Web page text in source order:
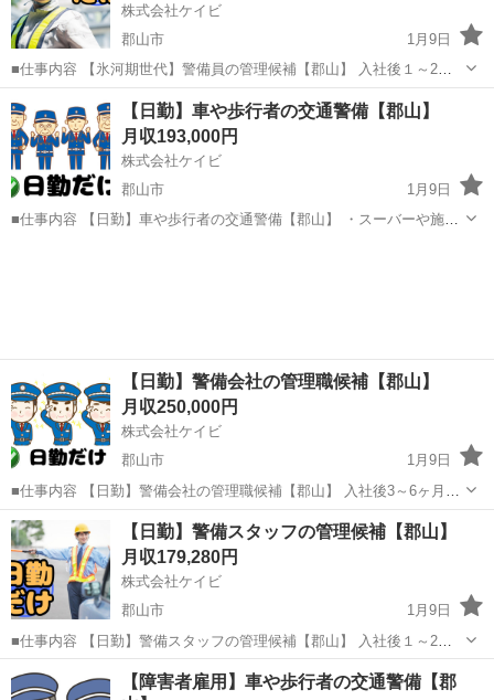
株式会社ケイビ
郡山市
1月9日
■仕事内容 【氷河期世代】警備員の管理候補【郡山】 入社後１～2年
は警備業務で経験を積んで頂いた後、幹部候補として事務所での管理
業務をお任せします。 【入社時】 ・交通誘導警備 、車両・歩行者の
誘導 ・駐車場警...
郡山市 警備員 業務
【日勤】車や歩行者の交通警備【郡山】
月収193,000円
株式会社ケイビ
郡山市
1月9日
■仕事内容 【日勤】車や歩行者の交通警備【郡山】 ・スーバーや施設
【日勤】警備会社の管理職候補【郡山】
月収250,000円
株式会社ケイビ
郡山市
1月9日
■仕事内容 【日勤】警備会社の管理職候補【郡山】 入社後3～6ヶ月程
度は、当社の業務体制等を知って頂く為に現場に出て頂きますが、そ
の後は管理職候補として、事務所での支店長補佐などをお任せしま
す。 【入社時】 ・交...
福島 郡山市 警備員 業務
【日勤】警備スタッフの管理候補【郡山】
月収179,280円
株式会社ケイビ
郡山市
1月9日
■仕事内容 【日勤】警備スタッフの管理候補【郡山】 入社後１～2年
は警備業務で経験を積んで頂いた後、幹部候補として事務所での管理
業務をお任せします。 【入社時】 ・交通誘導警備 、車両・歩行者の
福島 警備員
【障害者雇用】車や歩行者の交通警備【郡